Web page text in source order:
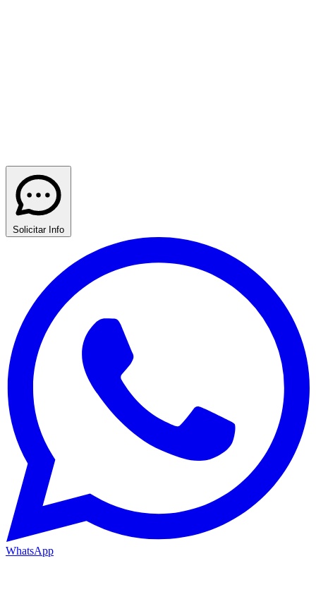
Solicitar Info
WhatsApp